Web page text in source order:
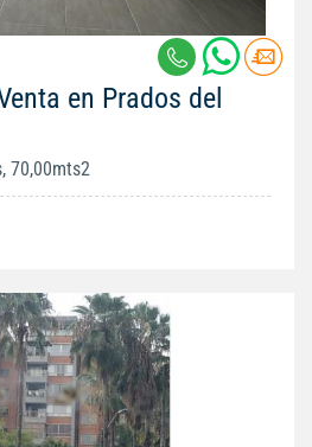
en Prados del
70,00mts2